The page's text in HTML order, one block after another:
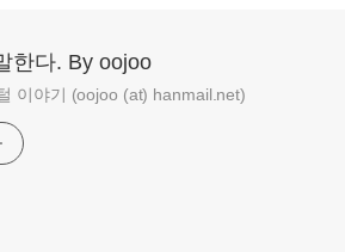
한다. By oojoo
이야기 (oojoo (at) hanmail.net)